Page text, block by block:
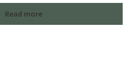
Read more